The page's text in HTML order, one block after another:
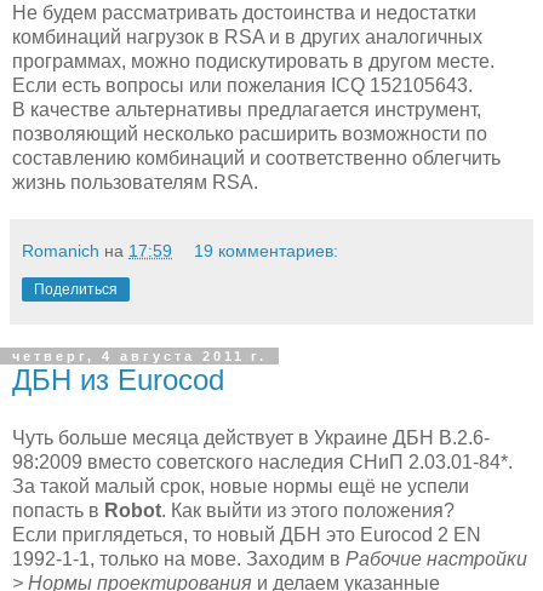
Не будем рассматривать достоинства и недостатки
комбинаций нагрузок в RSA и в других аналогичных
программах, можно подискутировать в другом месте.
Если есть вопросы или пожелания ICQ 152105643.
В качестве альтернативы предлагается инструмент,
позволяющий несколько расширить возможности по
составлению комбинаций и соответственно облегчить
жизнь пользователям RSA.
Romanich на 17:59 19 комментариев:
Поделиться
четверг, 4 августа 2011 г.
ДБН из Eurocod
Чуть больше месяца действует в Украине ДБН В.2.6-
98:2009 вместо советского наследия СНиП 2.03.01-84*.
За такой малый срок, новые нормы ещё не успели
попасть в Robot. Как выйти из этого положения?
Если приглядеться, то новый ДБН это Eurocod 2 EN
1992-1-1, только на мове. Заходим в Рабочие настройки
> Нормы проектирования и делаем указанные